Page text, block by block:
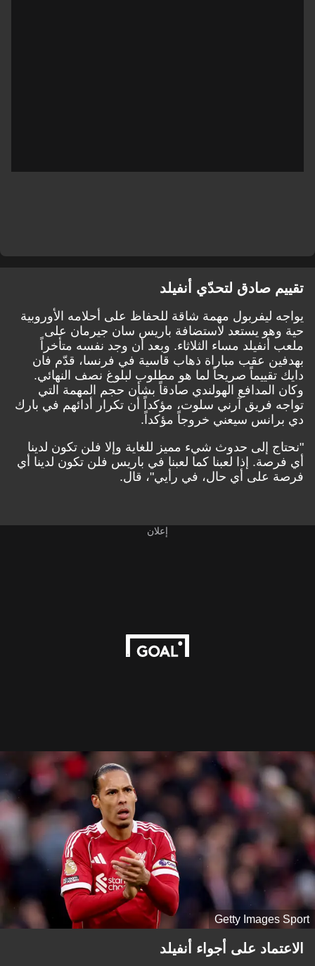
تقييم صادق لتحدّي أنفيلد
يواجه ليفربول مهمة شاقة للحفاظ على أحلامه الأوروبية
حية وهو يستعد لاستضافة باريس سان جيرمان على
ملعب أنفيلد مساء الثلاثاء. وبعد أن وجد نفسه متأخراً
بهدفين عقب مباراة ذهاب قاسية في فرنسا، قدّم فان
دايك تقييماً صريحاً لما هو مطلوب لبلوغ نصف النهائي.
وكان المدافع الهولندي صادقاً بشأن حجم المهمة التي
تواجه فريق آرني سلوت، مؤكداً أن تكرار أدائهم في بارك
دي برانس سيعني خروجاً مؤكداً.
"نحتاج إلى حدوث شيء مميز للغاية وإلا فلن تكون لدينا
أي فرصة. إذا لعبنا كما لعبنا في باريس فلن تكون لدينا أي
فرصة على أي حال، في رأيي"، قال.
إعلان
Getty Images Sport
الاعتماد على أجواء أنفيلد